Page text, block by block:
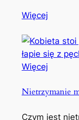
Więcej
Więcej
Nietrzymanie
Czym jest